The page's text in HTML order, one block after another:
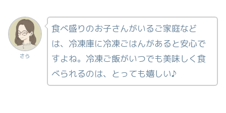
さら
食べ盛りのお子さんがいるご家庭など
は、冷凍庫に冷凍ごはんがあると安心で
すよね。冷凍ご飯がいつでも美味しく食
べられるのは、とっても嬉しい♪